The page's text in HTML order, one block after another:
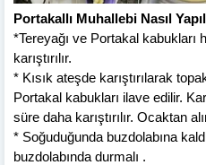
Portakallı Muhallebi Nasıl
*Tereyağı ve Portakal kabukları
karıştırılır.
* Kısık ateşde karıştırılarak
Portakal kabukları ilave edilir.
süre daha karıştırılır. Ocaktan
* Soğuduğunda buzdolabına
buzdolabında durmalı .